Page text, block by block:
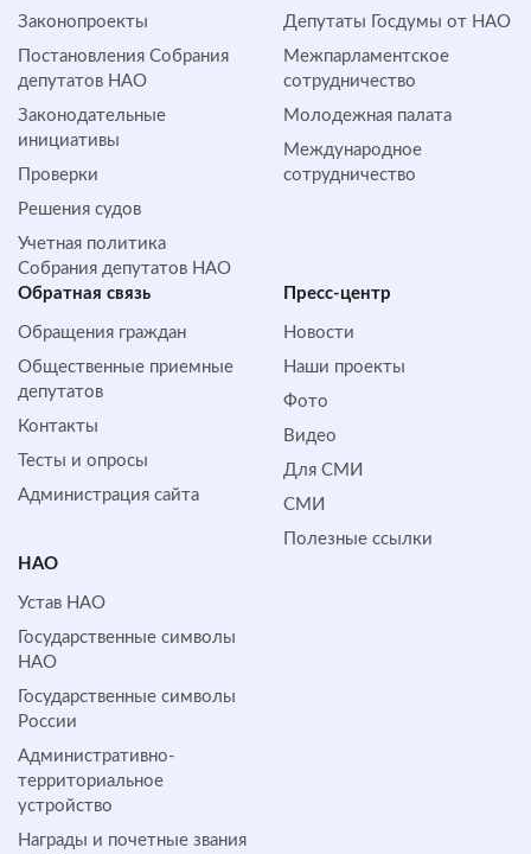
Законопроекты
Постановления Собрания
депутатов НАО
Законодательные
инициативы
Проверки
Решения судов
Учетная политика
Собрания депутатов НАО
Депутаты Госдумы от НАО
Межпарламентское
сотрудничество
Молодежная палата
Международное
сотрудничество
Обратная cвязь
Обращения граждан
Общественные приемные
депутатов
Контакты
Тесты и опросы
Администрация сайта
Пресс-центр
Новости
Наши проекты
Фото
Видео
Для СМИ
СМИ
Полезные ссылки
НАО
Устав НАО
Государственные символы
НАО
Государственные символы
России
Административно-
территориальное
устройство
Награды и почетные звания